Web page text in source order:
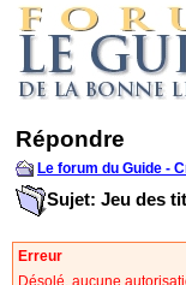
Répondre
Le forum du Guide -
Sujet: Jeu des
Erreur
Désolé, aucune